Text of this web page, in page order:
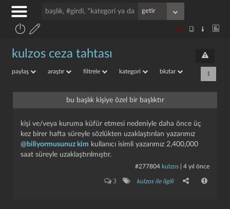
kulzos ceza tahtası
paylaş araştır filtrele kategori bkzlar 1
bu başlık kişiye özel bir başlıktır
kişi ve/veya kuruma küfür etmesi nedeniyle daha önce üç
kez birer hafta süreyle sözlükten uzaklaştırılan yazarımız
@biliyormusunuz kim kullanıcı isimli yazarımız 2,400,000
saat süreyle uzaklaştırılmıştır.
#277804 kulzos 4 yıl önce
3 kulzos ile ilgili